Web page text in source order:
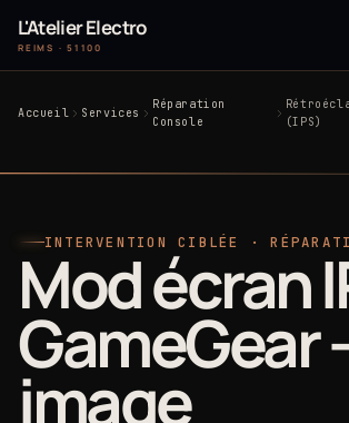
L'Atelier Electro
REIMS · 51100
Accueil Services
Réparation
Console
(IPS)
INTERVENTION CIBLÉE ·
Mod écran
GameGear
image